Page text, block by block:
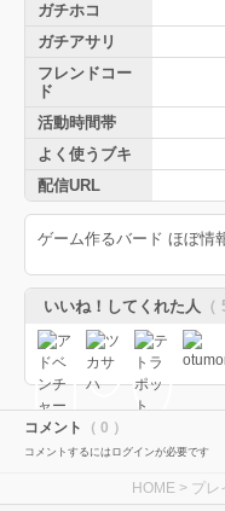
ガチホコ
ガチアサリ
フレンドコー
ド
活動時間帯
よく使うブキ
配信URL
ゲーム作るバード ほぼ情
いいね！してくれた人 （
コメント （ 0 ）
コメントするにはログインが必要です
HOME > プレ